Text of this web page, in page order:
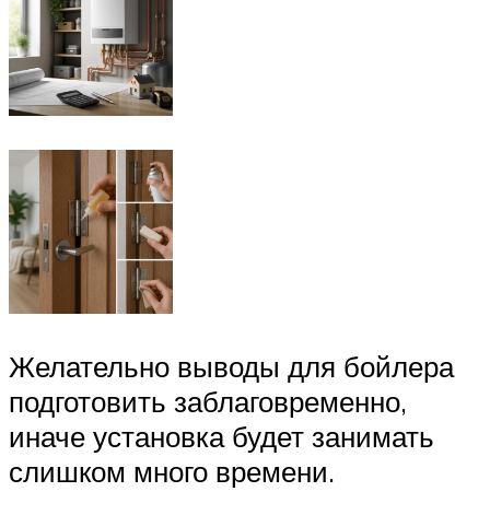
Желательно выводы для бойлера
подготовить заблаговременно,
иначе установка будет занимать
слишком много времени.